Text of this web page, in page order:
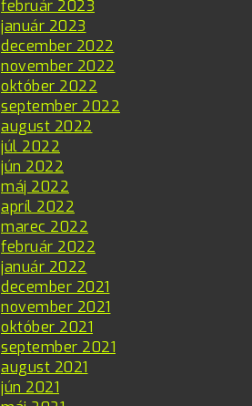
február 2023
január 2023
december 2022
november 2022
október 2022
september 2022
august 2022
júl 2022
jún 2022
máj 2022
apríl 2022
marec 2022
február 2022
január 2022
december 2021
november 2021
október 2021
september 2021
august 2021
jún 2021